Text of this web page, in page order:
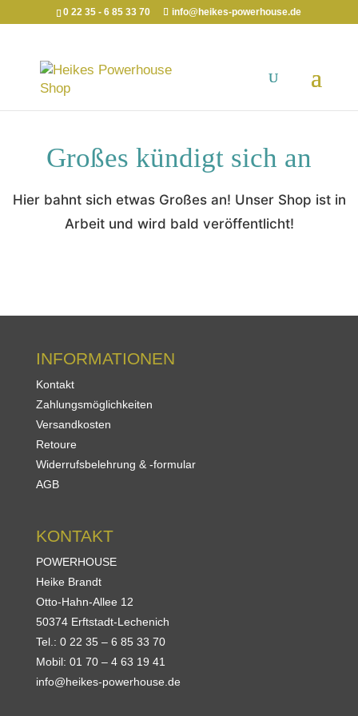
0 22 35 - 6 85 33 70 info@heikes-powerhouse.de
Großes kündigt sich an
Hier bahnt sich etwas Großes an! Unser Shop ist in
Arbeit und wird bald veröffentlicht!
INFORMATIONEN
Kontakt
Zahlungsmöglichkeiten
Versandkosten
Retoure
Widerrufsbelehrung & -formular
AGB
KONTAKT
POWERHOUSE
Heike Brandt
Otto-Hahn-Allee 12
50374 Erftstadt-Lechenich
Tel.: 0 22 35 – 6 85 33 70
Mobil: 01 70 – 4 63 19 41
info@heikes-powerhouse.de